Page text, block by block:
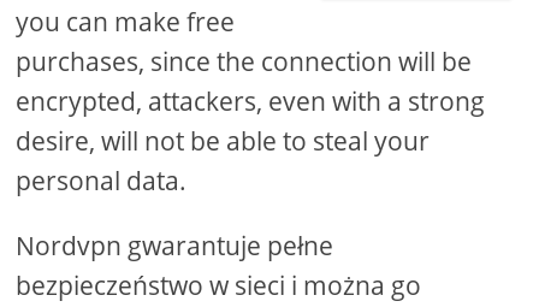
you can make free
purchases, since the connection will be
encrypted, attackers, even with a strong
desire, will not be able to steal your
personal data.
Nordvpn gwarantuje pełne
bezpieczeństwo w sieci i można go